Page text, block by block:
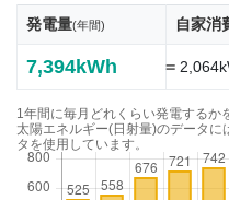
発電量(年間) 自家消
7,394kWh =
1年間に毎月どれくらい発電するか
太陽エネルギー(日射量)のデータ
タを使用しています。